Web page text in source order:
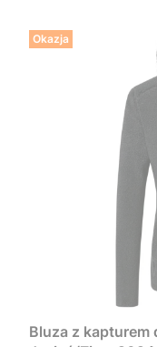
Okazja
Bluza z kapturem